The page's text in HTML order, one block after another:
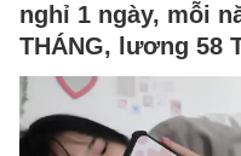
nghỉ 1 ngày, mỗi
THÁNG, lương 58